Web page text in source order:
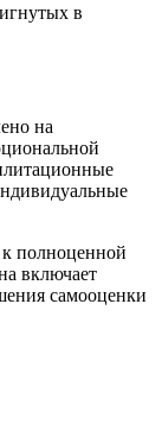
в
на
к полноценной
включает
самооценки